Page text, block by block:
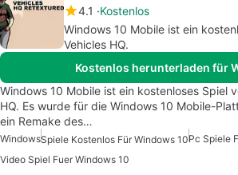
4.1
Kostenlos
Windows 10 Mobile ist ein
Vehicles HQ.
Kostenlos herunterladen für
Windows 10 Mobile ist ein kostenloses Spiel
HQ. Es wurde für die Windows 10 Mobile-
ein Remake des…
WindowsSpiele Kostenlos Für Windows 10Pc Spiele
Video Spiel Fuer Windows 10